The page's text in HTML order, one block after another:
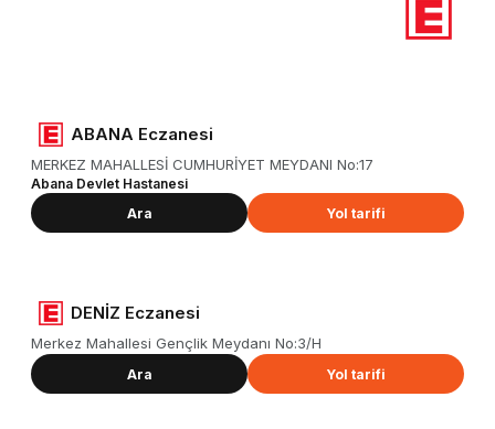
ABANA Eczanesi
MERKEZ MAHALLESİ CUMHURİYET MEYDANI No:17
Abana Devlet Hastanesi
Ara
Yol tarifi
DENİZ Eczanesi
Merkez Mahallesi Gençlik Meydanı No:3/H
Ara Yol tarifi